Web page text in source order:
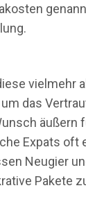
vielmehr
das
äußern
Expats oft
Neugier
Pakete